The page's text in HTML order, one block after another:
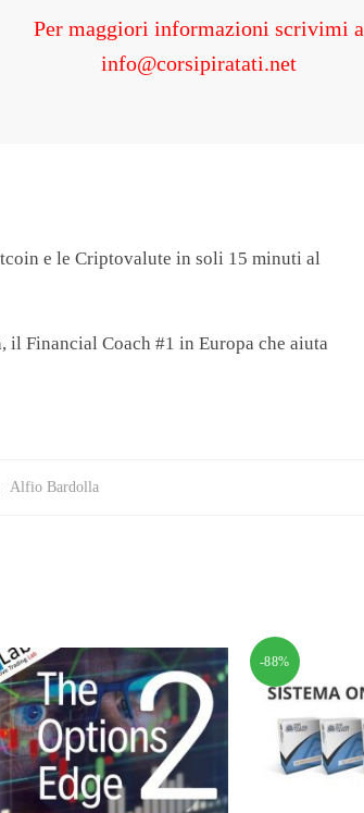
€1,497.00.€97.00.
Per maggiori informazioni scrivimi a
info@corsipiratati.net
e le Criptovalute in soli 15 minuti al
Financial Coach #1 in Europa che aiuta
Alfio Bardolla
-88%